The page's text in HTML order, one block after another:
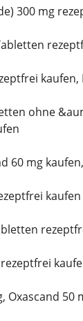
300 mg
kaufen,
ohne
60 mg
kaufen
Oxascand 50